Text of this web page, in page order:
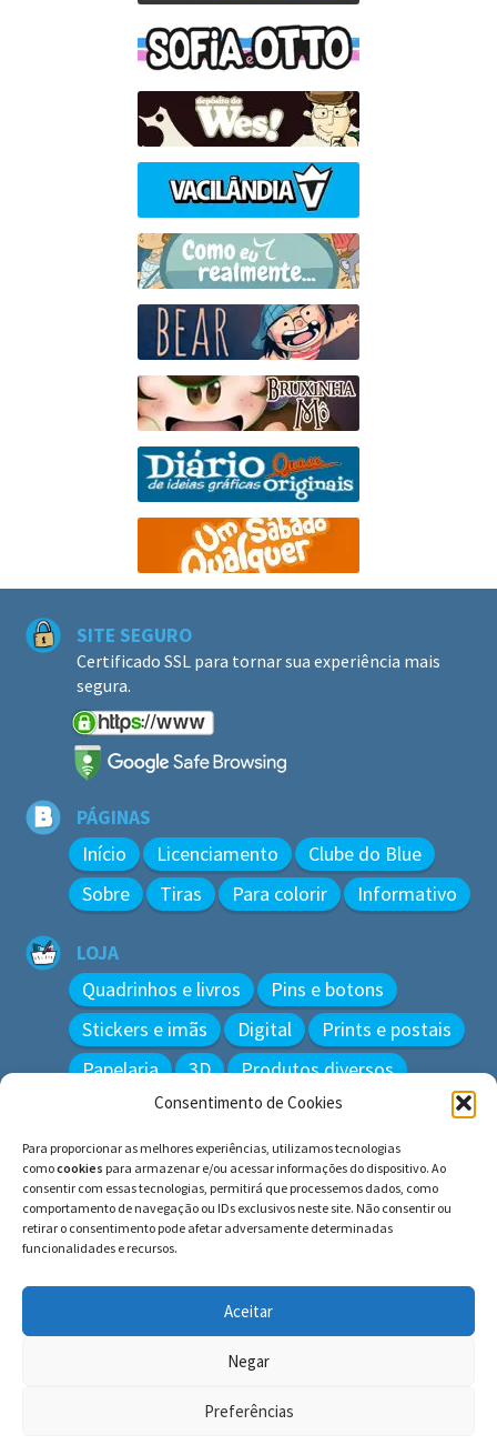
Consentimento de Cookies
Para proporcionar as melhores experiências, utilizamos tecnologias
comocookies para armazenar e/ou acessar informações do dispositivo. Ao
consentir com essas tecnologias, permitirá que processemos dados, como
comportamento de navegação ou IDs exclusivos neste site. Não consentir ou
retirar o consentimento pode afetar adversamente determinadas
funcionalidades e recursos.
Aceitar
Negar
Preferências
SITE SEGURO
Certificado SSL para tornar sua experiência mais
segura.
PÁGINAS
Início Licenciamento
Clube do Blue
Sobre
Tiras Para colorir Informativo
LOJA
Quadrinhos e livros
Pins e botons
Stickers e imãs
Digital
Prints e postais
Papelaria
3D Produtos diversos
Pesquisar
por:
© BLUE e os gatos ∙ todos os direitos reservados.
Histórias inspiradas em gatos reais. Adote e cuide dos
gatos!